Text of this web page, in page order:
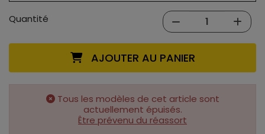
Quantité
AJOUTER AU PANIER
Tous les modèles de cet article sont
actuellement épuisés.
Être prévenu du réassort